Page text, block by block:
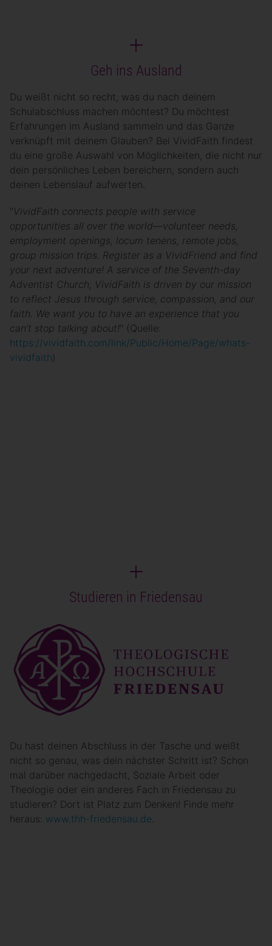
Geh ins Ausland
Du weißt nicht so recht, was du nach deinem
Schulabschluss machen möchtest? Du möchtest
Erfahrungen im Ausland sammeln und das Ganze
verknüpft mit deinem Glauben? Bei VividFaith findest
du eine große Auswahl von Möglichkeiten, die nicht nur
dein persönliches Leben bereichern, sondern auch
deinen Lebenslauf aufwerten.
"VividFaith connects people with service
opportunities all over the world—volunteer needs,
employment openings, locum tenens, remote jobs,
group mission trips. Register as a VividFriend and find
your next adventure! A service of the Seventh-day
Adventist Church, VividFaith is driven by our mission
to reflect Jesus through service, compassion, and our
faith. We want you to have an experience that you
can’t stop talking about!" (Quelle:
https://vividfaith.com/link/Public/Home/Page/whats-
vividfaith)
Studieren in Friedensau
Du hast deinen Abschluss in der Tasche und weißt
nicht so genau, was dein nächster Schritt ist? Schon
mal darüber nachgedacht, Soziale Arbeit oder
Theologie oder ein anderes Fach in Friedensau zu
studieren? Dort ist Platz zum Denken! Finde mehr
heraus: www.thh-friedensau.de